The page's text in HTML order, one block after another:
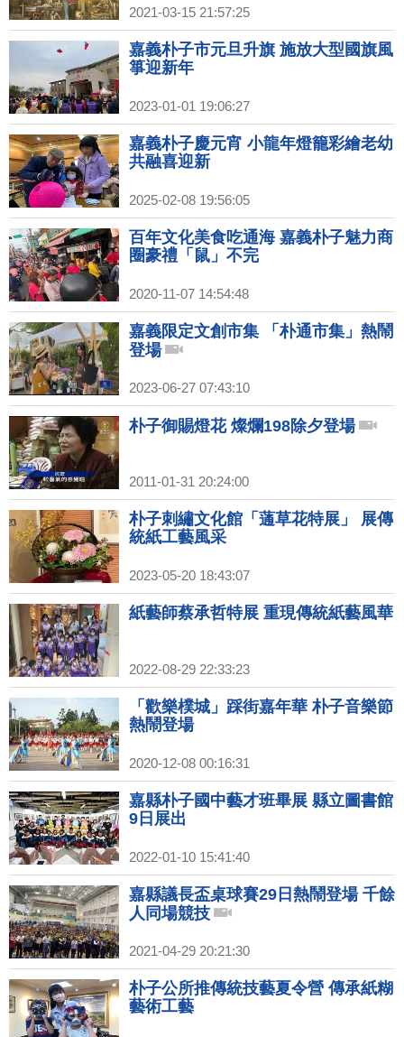
2021-03-15 21:57:25
嘉義朴子市元旦升旗 施放大型國旗風
箏迎新年
2023-01-01 19:06:27
嘉義朴子慶元宵 小龍年燈籠彩繪老幼
共融喜迎新
2025-02-08 19:56:05
百年文化美食吃通海 嘉義朴子魅力商
圈豪禮「鼠」不完
2020-11-07 14:54:48
嘉義限定文創市集 「朴通市集」熱鬧
登場
2023-06-27 07:43:10
朴子御賜燈花 燦爛198除夕登場
2011-01-31 20:24:00
朴子刺繡文化館「蓪草花特展」 展傳
統紙工藝風采
2023-05-20 18:43:07
紙藝師蔡承哲特展 重現傳統紙藝風華
2022-08-29 22:33:23
「歡樂樸城」踩街嘉年華 朴子音樂節
熱鬧登場
2020-12-08 00:16:31
嘉縣朴子國中藝才班畢展 縣立圖書館
9日展出
2022-01-10 15:41:40
嘉縣議長盃桌球賽29日熱鬧登場 千餘
人同場競技
2021-04-29 20:21:30
朴子公所推傳統技藝夏令營 傳承紙糊
藝術工藝